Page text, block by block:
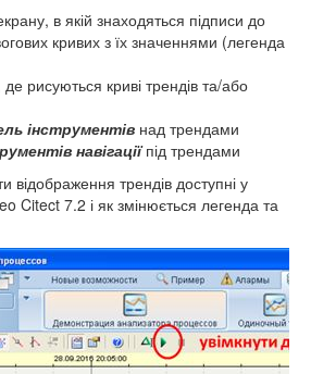
в якій знаходяться підписи до
кривих з їх значеннями (легенда
рисуються криві трендів та/або
інструментів над трендами
навігаціїпід трендами
відображення трендів доступні у
Citect 7.2 і як змінюється легенда та